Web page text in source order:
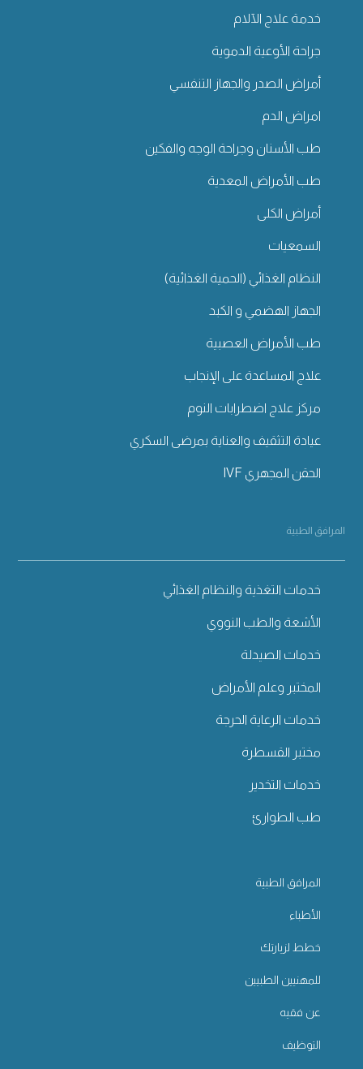
خدمة علاج الآلام
جراحة الأوعية الدموية
أمراض الصدر والجهاز التنفسي
امراض الدم
طب الأسنان وجراحة الوجه والفكين
طب الأمراض المعدية
أمراض الكلى
السمعيات
النظام الغذائي (الحمية الغذائية)
الجهاز الهضمي و الكبد
طب الأمراض العصبية
علاج المساعدة على الإنجاب
مركز علاج اضطرابات النوم
عيادة التثقيف والعناية بمرضى السكري
الحقن المجهري IVF
المرافق الطبية
خدمات التغذية والنظام الغذائي
الأشعة والطب النووي
خدمات الصيدلة
المختبر وعلم الأمراض
خدمات الرعاية الحرجة
مختبر القسطرة
خدمات التخدير
طب الطوارئ
المرافق الطبية
الأطباء
خطط لزيارتك
للمهنيين الطبيين
عن فقيه
التوظيف